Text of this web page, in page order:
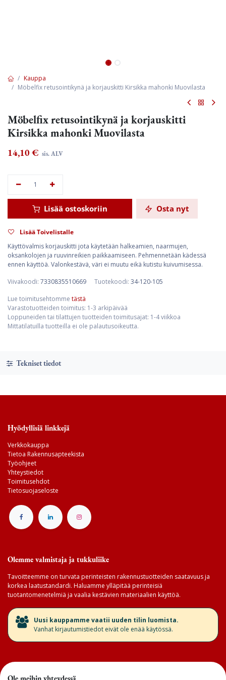
Kauppa
Möbelfix retusointikynä ja korjauskitti Kirsikka mahonki Muovilasta
Möbelfix retusointikynä ja korjauskitti
Kirsikka mahonki Muovilasta
14,10 € sis. ALV
Lisää ostoskoriin Osta nyt
Lisää Toivelistalle
Käyttövalmis korjauskitti jota käytetään halkeamien, naarmujen,
oksankolojen ja ruuvinreikien paikkaamiseen. Pehmennetään kädessä
ennen käyttöä. Valonkestävä, väri ei muutu eikä kutistu kuivumisessa.
Viivakoodi: 7330835510669 Tuotekoodi: 34-120-105
Lue toimitusehtomme tästä
Varastotuotteiden toimitus: 1-3 arkipäivää
Loppuneiden tai tilattujen tuotteiden toimitusajat: 1-4 viikkoa
Mittatilatuilla tuotteilla ei ole palautusoikeutta.
Tekniset tiedot
Hyödyllisiä linkkejä
Verkkokauppa
Tietoa Rakennusapteekista
Työohjeet
Yhteystiedot
Toimitusehdot
Tietosuojaseloste
Olemme valmistaja ja tukkuliike
Tavoitteemme on turvata perinteisten rakennustuotteiden saatavuus ja
korkea laatustandardi. Haluamme ylläpitää perinteisiä
tuotantomenetelmiä ja vaalia kestävien materiaalien käyttöä.
​Uusi kauppamme vaatii uuden tilin luomista.
Vanhat kirjautumistiedot eivät ole enää käytössä.